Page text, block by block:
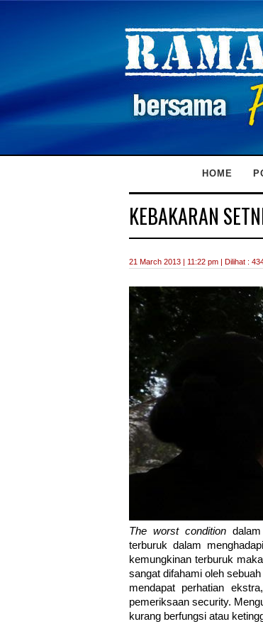
HOME
KEBAKARAN
21 March 2013 | 11:22 pm | Dilihat :
The worst condition
terburuk dalam
kemungkinan terburuk
sangat difahami oleh
mendapat perhatian
pemeriksaan security.
kurang berfungsi atau